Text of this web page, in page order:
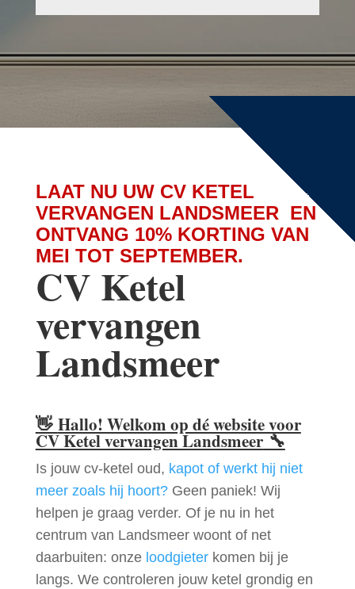
LAAT NU UW CV KETEL
VERVANGEN LANDSMEER EN
ONTVANG 10% KORTING VAN
MEI TOT SEPTEMBER.
CV Ketel
vervangen
Landsmeer
👋 Hallo! Welkom op dé website voor
CV Ketel vervangen Landsmeer🔧
Is jouw cv-ketel oud, kapot of werkt hij niet
meer zoals hij hoort?Geen paniek! Wij
helpen je graag verder. Of je nu in het
centrum van Landsmeer woont of net
daarbuiten: onze loodgieterkomen bij je
langs. We controleren jouw ketel grondig en